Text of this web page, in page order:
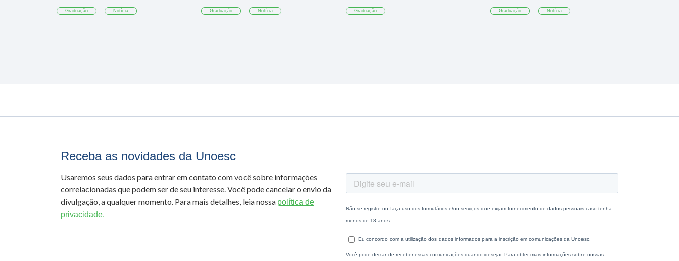
Graduação Notícia Graduação Notícia Graduação Graduação Notícia
Receba as novidades da Unoesc
Usaremos seus dados para entrar em contato com você sobre informações
correlacionadas que podem ser de seu interesse. Você pode cancelar o envio da
divulgação, a qualquer momento. Para mais detalhes, leia nossa política de
privacidade.